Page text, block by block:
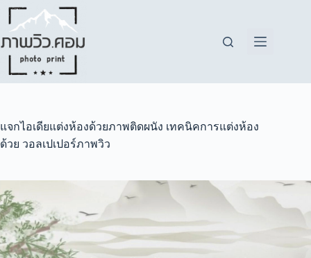
Skip
content
แจกไอเดียแต่งห้องด้วยภาพติดผนัง เทคนิคการแต่งห้อง
ด้วย วอลเปเปอร์ภาพวิว